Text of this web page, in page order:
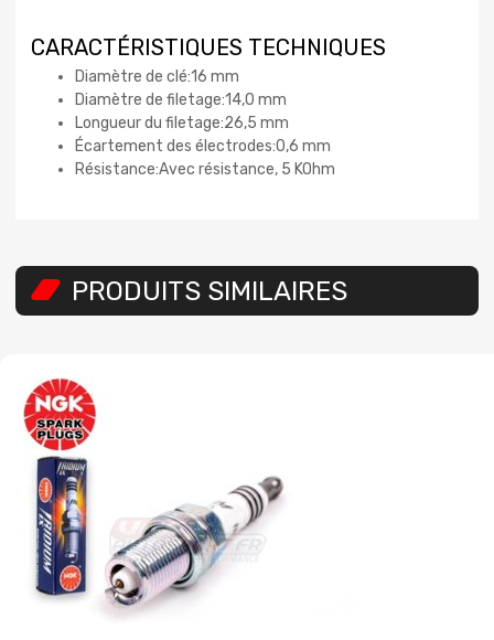
CARACTÉRISTIQUES TECHNIQUES
Diamètre de clé:16 mm
Diamètre de filetage:14,0 mm
Longueur du filetage:26,5 mm
Écartement des électrodes:0,6 mm
Résistance:Avec résistance, 5 KOhm
PRODUITS SIMILAIRES